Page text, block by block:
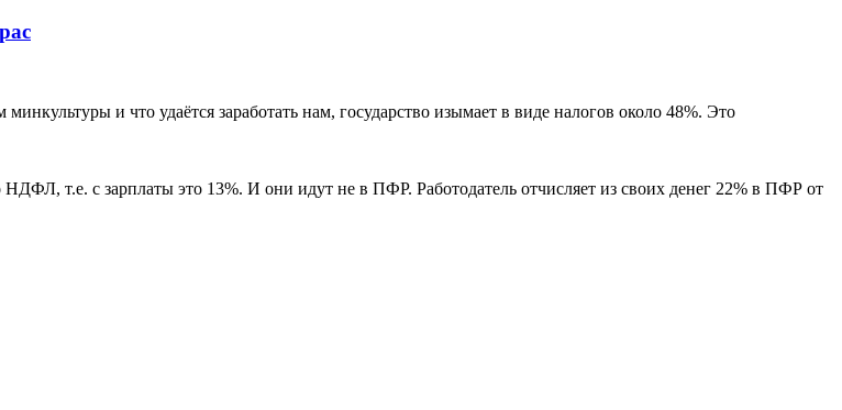
и что удаётся заработать нам, государство изымает в виде налогов около 48%. Это
т.е. с зарплаты это 13%. И они идут не в ПФР. Работодатель отчисляет из своих денег 22% в ПФР от